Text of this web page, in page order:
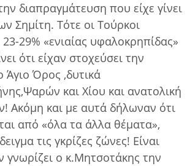
διαπραγμάτευση που είχε γίνει
Σημίτη. Τότε οι Τούρκοι
29% «ενιαίας υφαλοκρηπίδας»
ότι είχαν στοχεύσει την
Άγιο Όρος ,δυτικά
και Χίου και ανατολική
Ακόμη και με αυτά δήλωναν ότι
από «όλα τα άλλα θέματα»,
τις γκρίζες ζώνες! Είναι
γνωρίζει ο κ.Μητσοτάκης την